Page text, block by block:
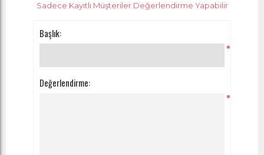
Sadece Kayıtlı Müşteriler Değerlendirme Yapabilir
Başlık:
*
Değerlendirme:
*